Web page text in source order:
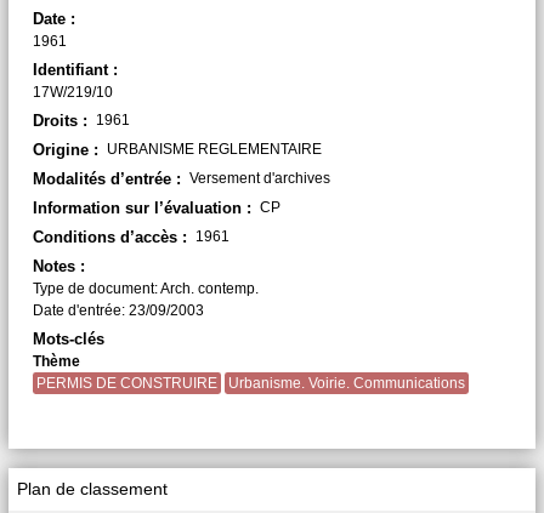
Plan de classement
Date :
1961
Identifiant :
17W/219/10
Droits : 1961
Origine : URBANISME REGLEMENTAIRE
Modalités d’entrée : Versement d'archives
Information sur l’évaluation : CP
Conditions d’accès : 1961
Notes :
Type de document: Arch. contemp.
Date d'entrée: 23/09/2003
Mots-clés
Thème
PERMIS DE CONSTRUIRE
Urbanisme. Voirie. Communications